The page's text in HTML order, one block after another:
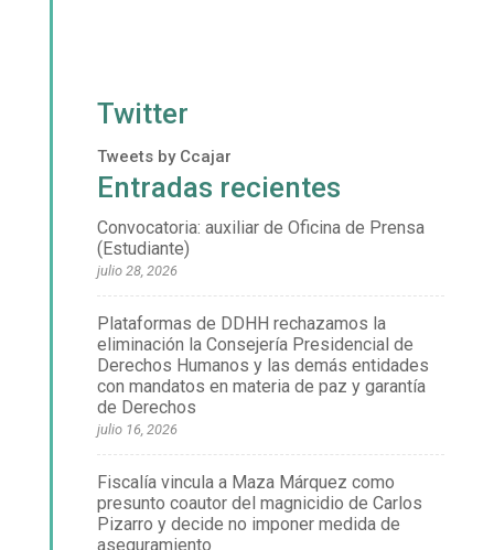
Twitter
Tweets by Ccajar
Entradas recientes
Convocatoria: auxiliar de Oficina de Prensa
(Estudiante)
julio 28, 2026
Plataformas de DDHH rechazamos la
eliminación la Consejería Presidencial de
Derechos Humanos y las demás entidades
con mandatos en materia de paz y garantía
de Derechos
julio 16, 2026
Fiscalía vincula a Maza Márquez como
presunto coautor del magnicidio de Carlos
Pizarro y decide no imponer medida de
aseguramiento